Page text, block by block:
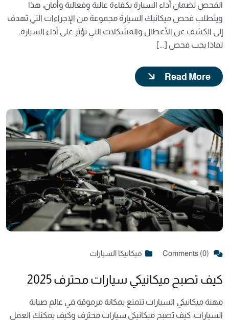
الفحص لضمان أداء السيارة بكفاءة عالية وفعالية وأمان، هذا
ويتطلب فحص ميكانيك السيارة مجموعة من الإجراءات التي تهدف
إلى الكشف عن الأعطال والمشكلات التي تؤثر على أداء السيارة.
لماذا يجب فحص [...]
Read More
ميكانيكا السيارات
كيف تصبح ميكانيكي سيارات محترف 2025
مهنة ميكانيكي السيارات تتمتع بمكانة مرموقة في عالم صيانة
السيارات، كيف تصبح ميكانيكي سيارات محترف وكيف يمكنك العمل